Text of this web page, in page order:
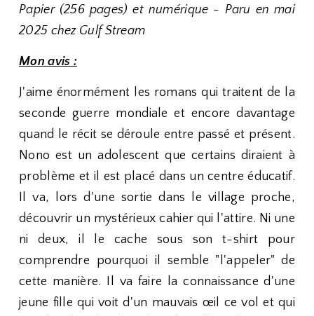
Papier (256 pages) et numérique - Paru en mai
2025 chez Gulf Stream
Mon avis :
J'aime énormément les romans qui traitent de la
seconde guerre mondiale et encore davantage
quand le récit se déroule entre passé et présent.
Nono est un adolescent que certains diraient à
problème et il est placé dans un centre éducatif.
Il va, lors d'une sortie dans le village proche,
découvrir un mystérieux cahier qui l'attire. Ni une
ni deux, il le cache sous son t-shirt pour
comprendre pourquoi il semble "l'appeler" de
cette manière. Il va faire la connaissance d'une
jeune fille qui voit d'un mauvais œil ce vol et qui